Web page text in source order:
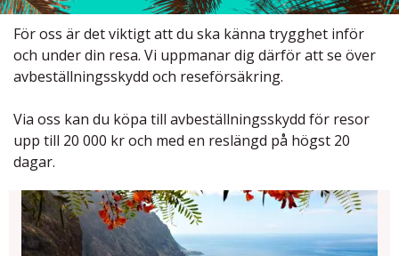
För oss är det viktigt att du ska känna trygghet inför
och under din resa. Vi uppmanar dig därför att se över
avbeställningsskydd och reseförsäkring.
Via oss kan du köpa till avbeställningsskydd för resor
upp till 20 000 kr och med en reslängd på högst 20
dagar.